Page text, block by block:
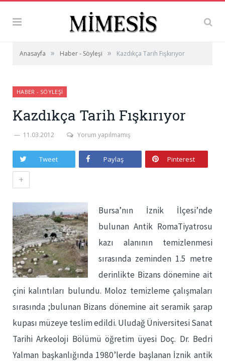
Anasayfa » Haber - Söyleşi » Kazdıkça Tarih Fışkırıyor
HABER - SÖYLEŞI
Kazdıkça Tarih Fışkırıyor
11.03.2012 Yorum yapılmamış
Tweet Paylaş Pinterest
+
Bursa’nın İznik İlçesi’nde
bulunan Antik RomaTiyatrosu
kazı alanının temizlenmesi
sırasında zeminden 1.5 metre
derinlikte Bizans dönemine ait
çini kalıntıları bulundu. Moloz temizleme çalışmaları
sırasında ;bulunan Bizans dönemine ait seramik şarap
kupası müzeye teslim edildi. Uludağ Üniversitesi Sanat
Tarihi Arkeoloji Bölümü öğretim üyesi Doç. Dr. Bedri
Yalman başkanlığında 1980’lerde başlanan İznik antik